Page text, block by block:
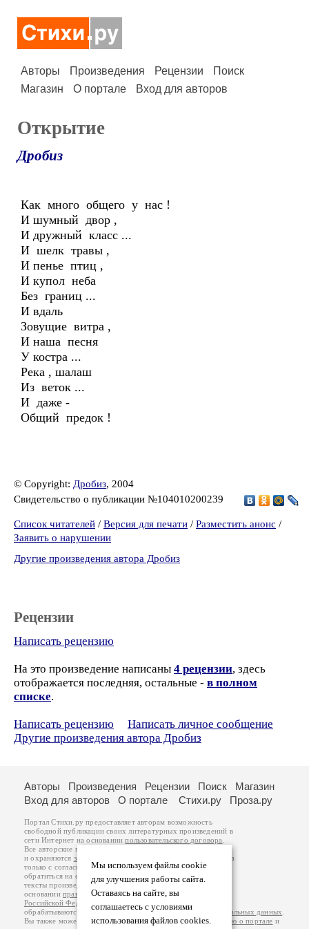
Авторы Произведения Рецензии
Поиск
Магазин
О портале Вход для авторов
Открытие
Дробиз
Как много общего у нас !
И шумный двор ,
И дружный класс ...
И шелк травы ,
И пенье птиц ,
И купол неба
Без границ ...
И вдаль
Зовущие витра ,
И наша песня
У костра ...
Река , шалаш
Из веток ...
И даже -
Общий предок !
© Copyright: Дробиз, 2004
Свидетельство о публикации №104010200239
Список читателей / Версия для печати / Разместить анонс /
Заявить о нарушении
Другие произведения автора Дробиз
Рецензии
Написать рецензию
На это произведение написаны 4 рецензии, здесь
отображается последняя, остальные - в полном
списке.
Написать рецензию
Написать личное сообщение
Другие произведения автора Дробиз
Мы используем файлы cookie
для улучшения работы сайта.
Оставаясь на сайте, вы
соглашаетесь с условиями
использования файлов cookies.
Авторы Произведения Рецензии Поиск
Магазин
Вход для авторов
О портале Стихи.ру Проза.ру
Портал Стихи.ру предоставляет авторам возможность
свободной публикации своих литературных произведений в
сети Интернет на основаниипользовательского договора
Все авторские права на произведения принадлежат авторам
и охраняются законом
. Перепечатка произведений возможна
только с согласия его автора, к которому вы можете
обратиться на его авторской странице. Ответственность за
тексты произведений авторы несут самостоятельно на
основанииправил публикацииизаконодательства
Российской Федерации
обрабатываются на основанииПолитики обработки персональных данных
Вы также можете посмотреть более подробнуюинформацию о портале и